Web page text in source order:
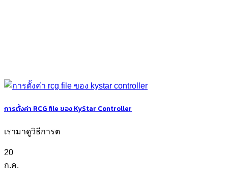
การตั้งค่า RCG file ของ KyStar Controller
เรามาดูวิธีการต
20
ก.ค.